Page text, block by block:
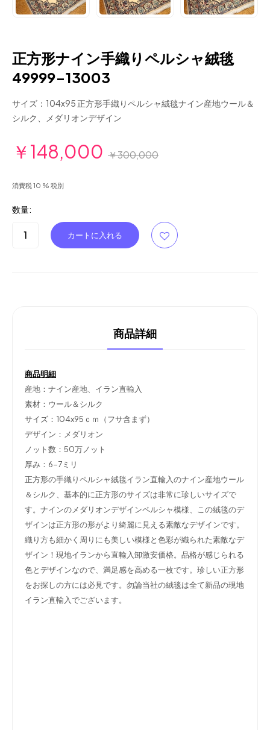
正方形ナイン手織りペルシャ絨毯
49999-13003
サイズ：104x95 正方形手織りペルシャ絨毯ナイン産地ウール＆
シルク、メダリオンデザイン
￥148,000 ￥300,000
消費税 10 % 税別
数量:
商品詳細
商品明細
産地：ナイン産地、イラン直輸入
素材：ウール＆シルク
サイズ：104x95ｃｍ（フサ含まず）
デザイン：メダリオン
ノット数：50万ノット
厚み：6-7ミリ
正方形の手織りペルシャ絨毯イラン直輸入のナイン産地ウール
＆シルク、基本的に正方形のサイズは非常に珍しいサイズで
す。ナインのメダリオンデザインペルシャ模様、この絨毯のデ
ザインは正方形の形がより綺麗に見える素敵なデザインです。
織り方も細かく周りにも美しい模様と色彩が織られた素敵なデ
ザイン！現地イランから直輸入卸激安価格。品格が感じられる
色とデザインなので、満足感を高める一枚です。珍しい正方形
をお探しの方には必見です。勿論当社の絨毯は全て新品の現地
イラン直輸入でございます。